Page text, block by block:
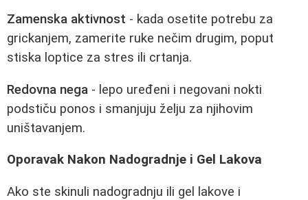
Zamenska aktivnost - kada osetite potrebu za
grickanjem, zamerite ruke nečim drugim, poput
stiska loptice za stres ili crtanja.
Redovna negа - lepo uređeni i negovani nokti
podstiču ponos i smanjuju želju za njihovim
uništavanjem.
Oporavak Nakon Nadogradnje i Gel Lakova
Ako ste skinuli nadogradnju ili gel lakove i